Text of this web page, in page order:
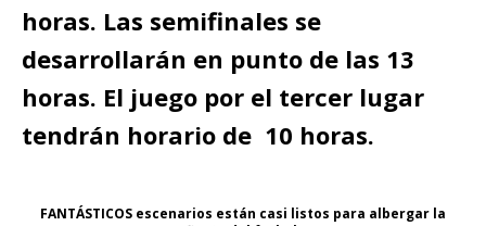
horas. Las semifinales se
desarrollarán en punto de las 13
horas. El juego por el tercer lugar
tendrán horario de 10 horas.
FANTÁSTICOS escenarios están casi listos para albergar la